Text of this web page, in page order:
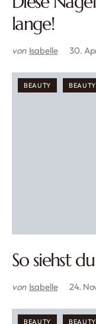
lange!
von Isabelle 30.
BEAUTY
So siehst
von Isabelle 24.
BEAUTY